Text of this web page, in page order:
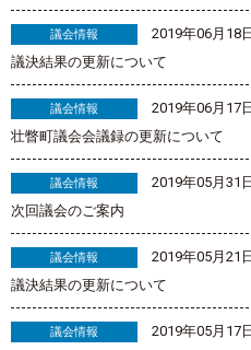
議会情報
2019年06月18日
議決結果の更新について
議会情報
2019年06月17日
壮瞥町議会会議録の更新について
議会情報
2019年05月31日
次回議会のご案内
議会情報
2019年05月21日
議決結果の更新について
議会情報
2019年05月17日